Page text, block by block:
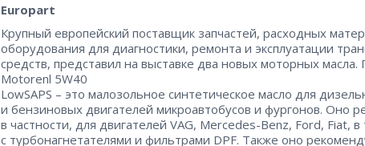
Europart
Крупный европейский поставщик запчастей, расходных
оборудования для диагностики, ремонта и эксплуатации
средств, представил на выставке два новых моторных масла.
Motorenl 5W40
LowSAPS – ​это малозольное синтетическое масло для
и бензиновых двигателей микроавтобусов и фургонов. Оно
в частности, для двигателей VAG, Mercedes-Benz, Ford, Fiat, в
с турбонагнетателями и фильтрами DPF. Также оно